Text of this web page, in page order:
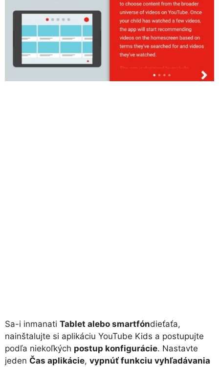
Sa-i inmanati Tablet alebo smartfóndieťaťa,
nainštalujte si aplikáciu YouTube Kids a postupujte
podľa niekoľkých postup konfigurácie. Nastavte
jeden Čas aplikácie, vypnúť funkciu vyhľadávania